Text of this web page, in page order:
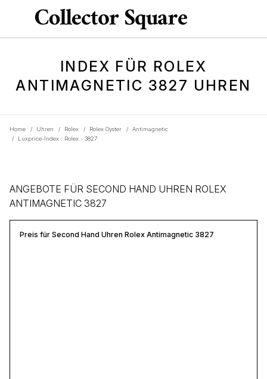
INDEX FÜR ROLEX
ANTIMAGNETIC 3827 UHREN
Home / Uhren / Rolex / Rolex Oyster /
Antimagnetic
/
Luxprice-Index : Rolex - 3827
ANGEBOTE FÜR SECOND HAND UHREN ROLEX
ANTIMAGNETIC 3827
Preis für Second Hand Uhren Rolex Antimagnetic 3827